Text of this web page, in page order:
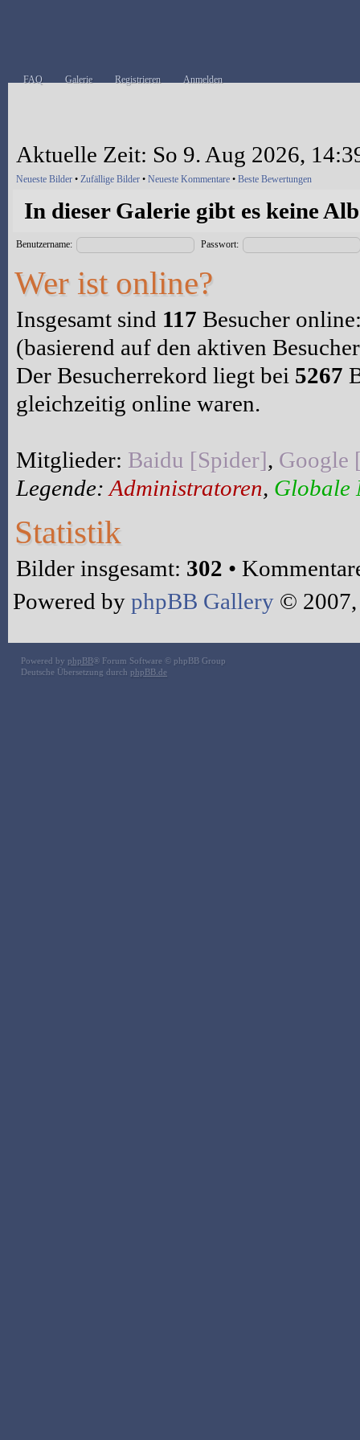
FAQ Galerie Registrieren Anmelden
Aktuelle Zeit: So 9. Aug 2026,
Neueste Bilder • Zufällige Bilder • Neueste Kommentare • Beste Bewertungen
In dieser Galerie gibt es keine
Benutzername: Passwort:
Wer ist online?
Insgesamt sind 117 Besucher
(basierend auf den aktiven
Der Besucherrekord liegt bei 5267
gleichzeitig online waren.
Mitglieder: Baidu [Spider], Google
Legende: Administratoren, Globale
Statistik
Bilder insgesamt: 302 •
Powered by phpBB Gallery ©
Powered by phpBB® Forum Software © phpBB Group
Deutsche Übersetzung durch phpBB.de